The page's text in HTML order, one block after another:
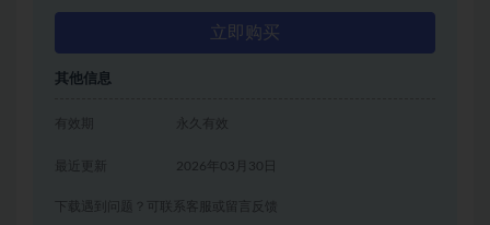
立即购买
其他信息
有效期 永久有效
2026年03月30日
下载遇到问题？可联系客服或留言反馈